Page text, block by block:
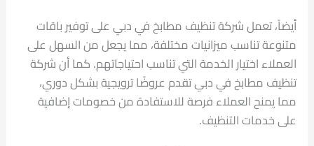
أيضاً، تعمل شركة تنظيف مطابخ في دبي على توفير باقات
متنوعة تناسب ميزانيات مختلفة، مما يجعل من السهل على
العملاء اختيار الخدمة التي تناسب احتياجاتهم. كما أن شركة
تنظيف مطابخ في دبي تقدم عروضًا ترويجية بشكل دوري،
مما يمنح العملاء فرصة للاستفادة من خصومات إضافية
على خدمات التنظيف.